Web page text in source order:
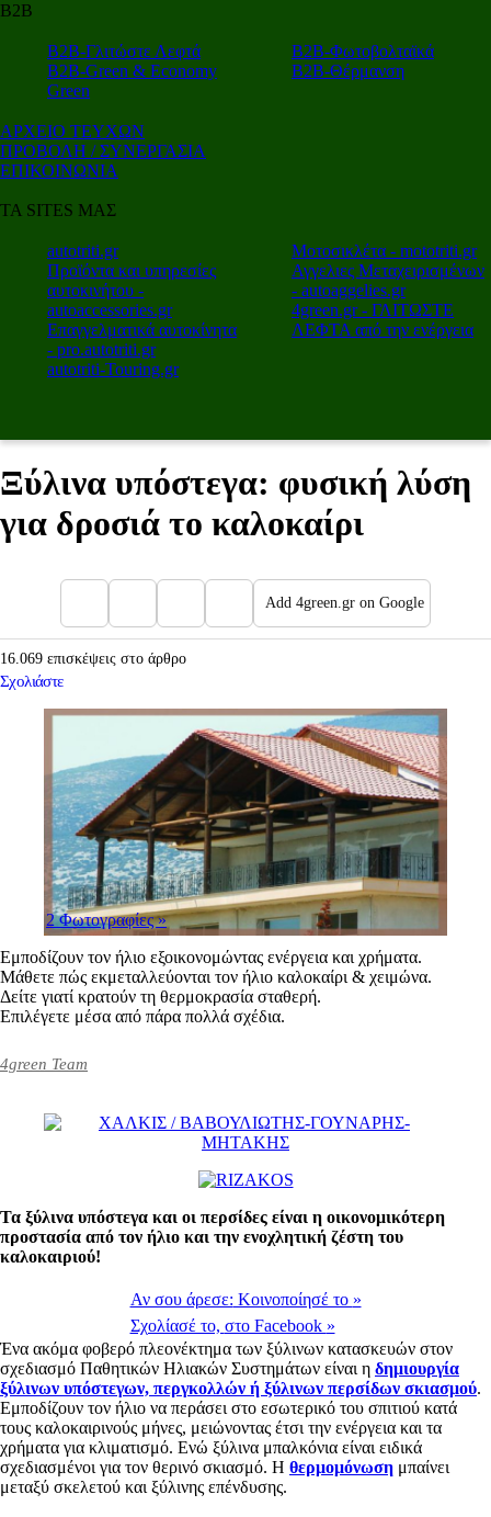
Β2Β
Β2Β-Γλιτώστε Λεφτά
Β2Β-Green & Economy
Green
Β2Β-Φωτοβολταϊκά
Β2Β-Θέρμανση
ΑΡΧΕΙΟ ΤΕΥΧΩΝ
ΠΡΟΒΟΛΗ / ΣΥΝΕΡΓΑΣΙΑ
ΕΠΙΚΟΙΝΩΝΙΑ
ΤΑ SITES ΜΑΣ
autotriti.gr
Προϊόντα και υπηρεσίες
αυτοκινήτου -
autoaccessories.gr
Επαγγελματικά αυτοκίνητα
- pro.autotriti.gr
autotriti-Touring.gr
Μοτοσικλέτα - mototriti.gr
Αγγελιες Μεταχειρισμένων
- autoaggelies.gr
4green.gr - ΓΛΙΤΩΣΤΕ
ΛΕΦΤΑ από την ενέργεια
Ξύλινα υπόστεγα: φυσική λύση
για δροσιά το καλοκαίρι
Add 4green.gr on Google
16.069 επισκέψεις στο άρθρο
Σχολιάστε
2 Φωτογραφίες»
Εμποδίζουν τον ήλιο εξοικονομώντας ενέργεια και χρήματα.
Μάθετε πώς εκμεταλλεύονται τον ήλιο καλοκαίρι & χειμώνα.
Δείτε γιατί κρατούν τη θερμοκρασία σταθερή.
Επιλέγετε μέσα από πάρα πολλά σχέδια.
4green Team
Τα ξύλινα υπόστεγα και οι περσίδες είναι η οικονομικότερη
προστασία από τον ήλιο και την ενοχλητική ζέστη του
καλοκαιριού!
Αν σου άρεσε: Κοινοποίησέ το »
Σχολίασέ το, στο Facebook »
Ένα ακόμα φοβερό πλεονέκτημα των ξύλινων κατασκευών στον
σχεδιασμό Παθητικών Ηλιακών Συστημάτων είναι η δημιουργία
ξύλινων υπόστεγων, περγκολλών ή ξύλινων περσίδων σκιασμού.
Εμποδίζουν τον ήλιο να περάσει στο εσωτερικό του σπιτιού κατά
τους καλοκαιρινούς μήνες, μειώνοντας έτσι την ενέργεια και τα
χρήματα για κλιματισμό. Ενώ ξύλινα μπαλκόνια είναι ειδικά
σχεδιασμένοι για τον θερινό σκιασμό. Η θερμομόνωση μπαίνει
μεταξύ σκελετού και ξύλινης επένδυσης.